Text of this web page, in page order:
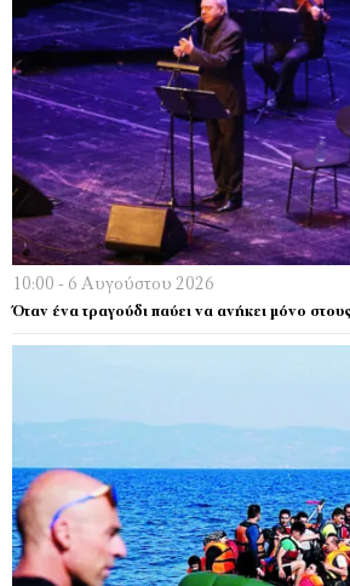
10:00 - 6 Αυγούστου 2026
Όταν ένα τραγούδι παύει να ανήκει μόνο